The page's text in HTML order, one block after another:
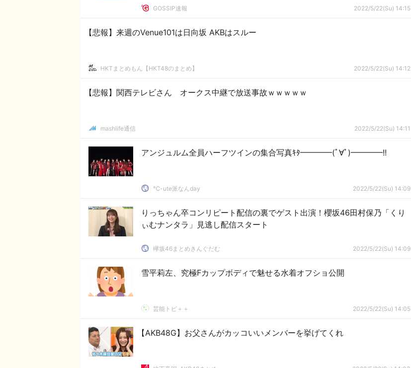
GOSSIP速報 2022/5/22(Su) 14:15
【悲報】来週のVenue101は日向坂 AKBはスルー
HKTまとめもん【HKT48のまとめ】 2022/5/22(Su) 14:12
【悲報】関西テレビさん オークス中継で放送事故ｗｗｗｗｗ
mashlife通信 2022/5/22(Su) 14:11
アンジュルム全員ハーフツインの集合写真ｷﾀ━━━━(ﾟ∀ﾟ)━━━━!!
℃-ute派なんday 2022/5/22(Su) 14:09
りっちゃん卒コンリピート配信の裏でゲスト出演！櫻坂46田村保乃「くり
ぃむナンタラ」見逃し配信スタート
欅坂46まとめきんぐだむ 2022/5/22(Su) 14:09
雪平莉左、究極Fカップボディで魅せる水着オフショ公開
芸能トピ＋＋ 2022/5/22(Su) 14:05
【AKB48G】お父さんがカッコいいメンバーを挙げてくれ